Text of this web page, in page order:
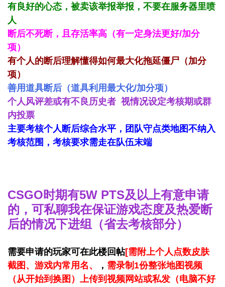
有良好的心态，被卖该举报举报，不要在服务器里喷
人
断后不死断，且存活率高（有一定身法更好/加分
项）
有个人的断后理解懂得如何最大化拖延僵尸（加分
项）
善用道具断后（道具利用最大化/加分项）
个人风评差或有不良历史者 视情况设定考核期或群
内投票
主要考核个人断后综合水平，团队守点类地图不纳入
考核范围，考核要求需走在队伍末端
CSGO时期有5W PTS及以上有意申请
的，可私聊我在保证游戏态度及热爱断
后的情况下进组（省去考核部分）
需要申请的玩家可在此楼回帖[需附上个人点数皮肤
截图、游戏内常用名、
， 需录制1份整张地图视频
（从开始到换图）上传到视频网站或私发（电脑不好